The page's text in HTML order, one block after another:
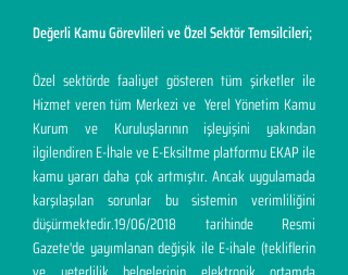
Değerli Kamu Görevlileri ve Özel Sektör Temsilcileri;
Özel sektörde faaliyet gösteren tüm şirketler ile
Hizmet veren tüm Merkezi ve Yerel Yönetim Kamu
Kurum ve Kuruluşlarının işleyişini yakından
ilgilendiren E-İhale ve E-Eksiltme platformu EKAP ile
kamu yararı daha çok artmıştır. Ancak uygulamada
karşılaşılan sorunlar bu sistemin verimliliğini
düşürmektedir.19/06/2018 tarihinde Resmi
Gazete'de yayımlanan değişik ile E-ihale (tekliflerin